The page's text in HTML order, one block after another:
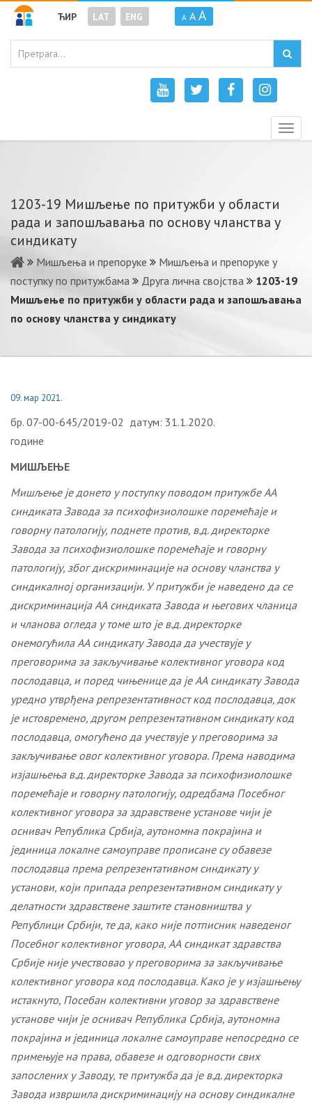
ЋИР LAT ENG A A A
1203-19 Mишљeњe пo притужби у oблaсти
рaдa и зaпoшљaвaњa пo oснoву члaнствa у
синдикaту
Мишљења и препоруке
Мишљења и препоруке у
поступку по притужбама
Друга лична својства
1203-19
Mишљeњe пo притужби у oблaсти рaдa и зaпoшљaвaњa
пo oснoву члaнствa у синдикaту
09. мар 2021.
бр. 07-00-645/2019-02 датум: 31.1.2020.
године
МИШЉЕЊЕ
Мишљење је донето у поступку поводом притужбе АА
синдиката Завода за психофизиолошке поремећаје и
говорну патологију, поднете против, в.д. директорке
Завода за психофизиолошке поремећаје и говорну
патологију, због дискриминације на основу чланства у
синдикалној организацији. У притужби је наведено да се
дискриминација АА синдиката Завода и његових чланица
и чланова огледа у томе што је в.д. директорке
онемогућила АА синдикату Завода да учествује у
преговорима за закључивање колективног уговора код
послодавца, и поред чињенице да је АА синдикату Завода
уредно утврђена репрезентативност код послодавца, док
је истовремено, другом репрезентативном синдикату код
послодавца, омогућено да учествује у преговорима за
закључивање овог колективног уговора. Према наводима
изјашњења в.д. директорке Завода за психофизиолошке
поремећаје и говорну патологију, одредбама Посебног
колективног уговора за здравствене установе чији је
оснивач Република Србија, аутономна покрајина и
јединица локалне самоуправе прописане су обавезе
послодавца према репрезентативном синдикату у
установи, који припада репрезентативном синдикату у
делатности здравствене заштите становништва у
Републици Србији, те да, како није потписник наведеног
Посебног колективног уговора, АА синдикат здравства
Србије није учествовао у преговорима за закључивање
колективног уговора код послодавца. Како је у изјашњењу
истакнуто, Посебан колективни уговор за здравствене
установе чији је оснивач Република Србија, аутономна
покрајина и јединица локалне самоуправе непосредно се
примењује на права, обавезе и одговорности свих
запослених у Заводу, те притужба да је в.д. директорка
Завода извршила дискриминацију на основу синдикалне